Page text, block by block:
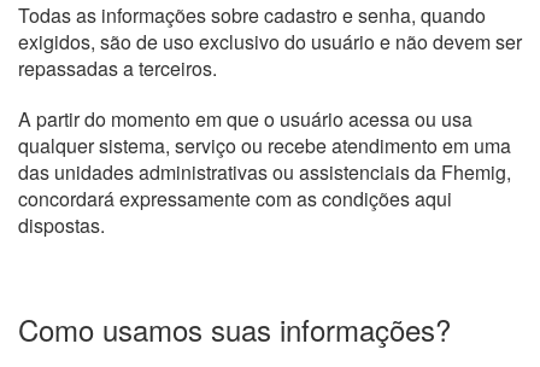
Todas as informações sobre cadastro e senha, quando
exigidos, são de uso exclusivo do usuário e não devem ser
repassadas a terceiros.
A partir do momento em que o usuário acessa ou usa
qualquer sistema, serviço ou recebe atendimento em uma
das unidades administrativas ou assistenciais da Fhemig,
concordará expressamente com as condições aqui
dispostas.
Como usamos suas informações?